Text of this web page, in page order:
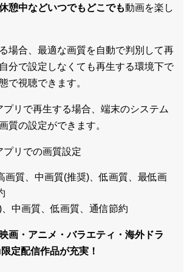
憩中などいつでもどこでも動画を楽し
場合、最適な画質を自動で判別して再
自分で設定しなくても再生する環境下で
で視聴できます。
リで再生する場合、端末のシステム
質の設定ができます。
リでの画質設定
画質、中画質(推奨)、低画質、最低画
中画質、低画質、通信節約
画・アニメ・バラエティ・ 海外ドラ
定配信作品が充実！